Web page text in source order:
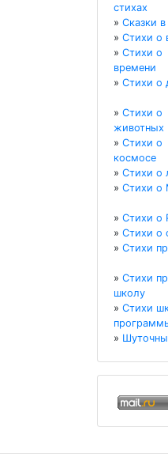
стихах
» Сказки в
» Стихи о
» Стихи о
времени
» Стихи о
» Стихи о
животных
» Стихи о
космосе
» Стихи о
» Стихи о
» Стихи о
» Стихи о
» Стихи
» Стихи
школу
» Стихи
»